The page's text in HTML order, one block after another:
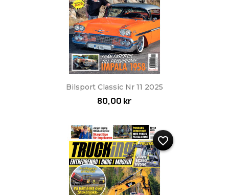
Bilsport Classic Nr 11 2025
80,00 kr
favorite_border